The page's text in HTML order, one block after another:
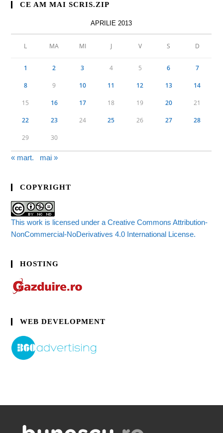
CE AM MAI SCRIS.ZIP
APRILIE 2013
L MA MI J V S D
1 2 3 4 5 6 7
8 9 10 11 12 13 14
15 16 17 18 19 20 21
22 23 24 25 26 27 28
29 30
« mart. mai »
COPYRIGHT
This work is licensed under a Creative Commons Attribution-
NonCommercial-NoDerivatives 4.0 International License.
HOSTING
WEB DEVELOPMENT